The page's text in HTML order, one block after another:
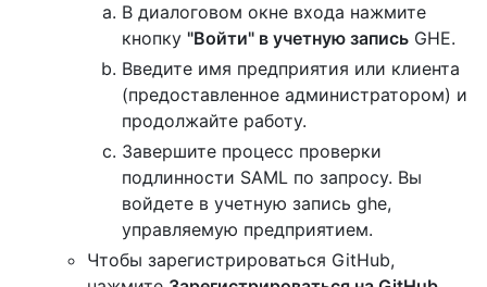
В диалоговом окне входа нажмите
кнопку "Войти" в учетную запись GHE.
Введите имя предприятия или клиента
(предоставленное администратором) и
продолжайте работу.
Завершите процесс проверки
подлинности SAML по запросу. Вы
войдете в учетную запись ghe,
управляемую предприятием.
Чтобы зарегистрироваться GitHub,